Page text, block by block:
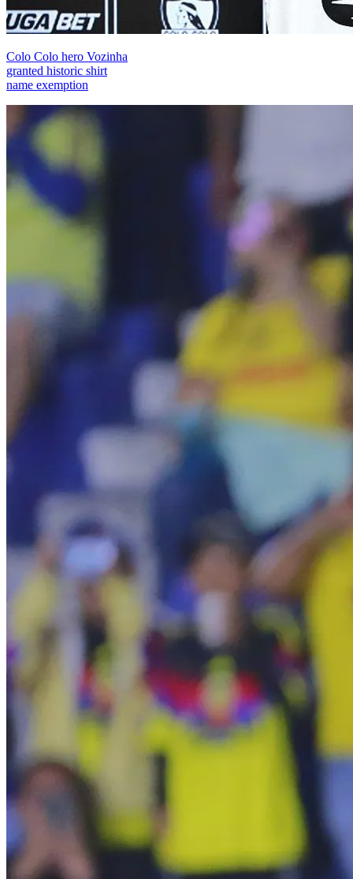
Colo Colo hero Vozinha
granted historic shirt
name exemption